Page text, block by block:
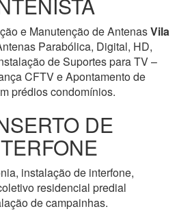
e Manutenção de AntenasVila
Parabólica, Digital, HD,
de Suportes para TV –
CFTV e Apontamento de
prédios condomínios.
DE
instalação de interfone,
residencial predial
de campainhas.